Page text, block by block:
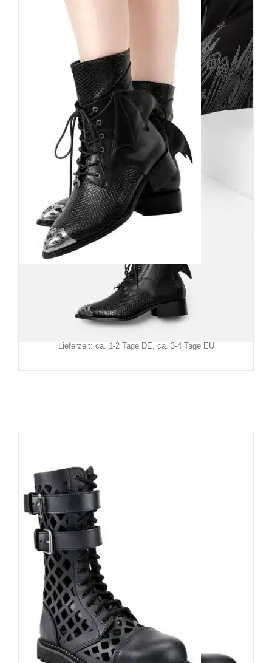
Restyle Pikes Shadow Wing
129,90€
Inkl. MwSt.
zzgl.Versand
Lieferzeit: ca. 1-2 Tage DE, ca. 3-4 Tage EU